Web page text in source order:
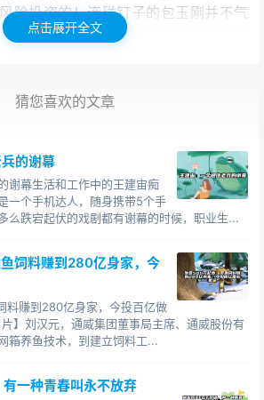
险投资的！连碰钉子的包玉刚并不气
本。有趣的是，日本银行竟没有要他
经使用了28年，排水量也只有8200
着他对经营航运业的设想和构思：“金”
安”字表示要稳中求胜。 当“金安号”
经印度洋的时候，包玉刚已经办好了
将“金安号”转租给这家公司，从印度运
着儿子坐在香港的沙发中，就安排好
佩服儿子的能耐。这艘他还没见过模
始为包家赚钱了！ 当时，世界各国
是采用传统的短期出租方式，也就是
可以提高运价。闻名世界的希腊船王
点击展开全文
猜您喜欢的文章
的谢幕
谢幕生活和工作中的王建宙痴
一个手机达人，随身携带5个手
么跌宕起伏的戏剧都有谢幕的时候，职业生...
饲料赚到280亿身家，今
料赚到280亿身家，今投百亿做
】刘汉元，通威集团董事局主席、通威股份有
箱养鱼技术，到建立饲料工...
一种青春叫永不放弃